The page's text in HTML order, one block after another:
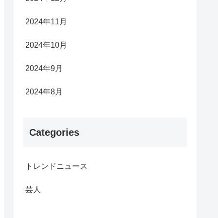
2024年11月
2024年10月
2024年9月
2024年8月
Categories
トレンドニュース
芸人